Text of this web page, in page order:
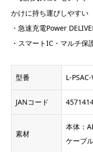
かけに持ち運びしやすい
・急速充電Power
・スマートIC・マルチ保
型番 L-
JANコード
素材
本体：
ケーブ